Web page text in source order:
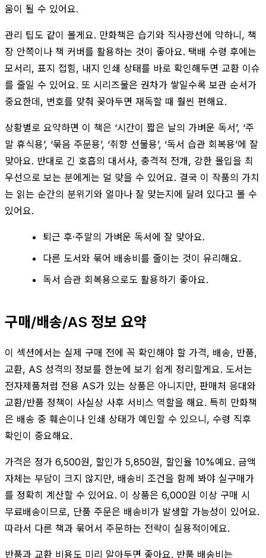
움이 될 수 있어요.
관리 팁도 같이 볼게요. 만화책은 습기와 직사광선에 약하니, 책
장 안쪽이나 책 커버를 활용하는 것이 좋아요. 택배 수령 후에는
모서리, 표지 접힘, 내지 인쇄 상태를 바로 확인해두면 교환 이슈
를 줄일 수 있어요. 또 시리즈물은 권차가 쌓일수록 보관 순서가
중요한데, 번호를 맞춰 꽂아두면 재독할 때 훨씬 편해요.
상황별로 요약하면 이 책은 ‘시간이 짧은 날의 가벼운 독서’, ‘주
말 휴식용’, ‘묶음 주문용’, ‘취향 선물용’, ‘독서 습관 회복용’에 잘
맞아요. 반대로 긴 호흡의 대서사, 충격적 전개, 강한 몰입을 최
우선으로 보는 분에게는 덜 맞을 수 있어요. 결국 이 작품의 가치
는 읽는 순간의 분위기와 얼마나 잘 맞는지에 달려 있다고 볼 수
있어요.
퇴근 후·주말의 가벼운 독서에 잘 맞아요.
다른 도서와 묶어 배송비를 줄이는 것이 유리해요.
독서 습관 회복용으로도 활용하기 좋아요.
구매/배송/AS 정보 요약
이 섹션에서는 실제 구매 전에 꼭 확인해야 할 가격, 배송, 반품,
교환, AS 성격의 정보를 한눈에 보기 쉽게 정리할게요. 도서는
전자제품처럼 전용 AS가 있는 상품은 아니지만, 판매처 응대와
교환/반품 정책이 사실상 사후 서비스 역할을 해요. 특히 만화책
은 배송 중 훼손이나 인쇄 상태가 예민할 수 있으니, 수령 직후
확인이 중요해요.
가격은 정가 6,500원, 할인가 5,850원, 할인율 10%예요. 금액
자체는 부담이 크지 않지만, 배송비 조건을 함께 봐야 실구매가
를 정확히 계산할 수 있어요. 이 상품은 6,000원 이상 구매 시
무료배송이므로, 단품 주문은 배송비가 발생할 가능성이 있어요.
따라서 다른 책과 묶어서 주문하는 전략이 실용적이에요.
반품과 교환 비용도 미리 알아두면 좋아요. 반품 배송비는